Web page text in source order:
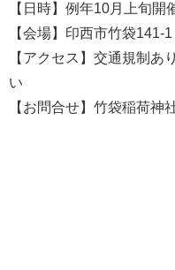
【日時】例年10月上旬
【会場】印西市竹袋141-1
【アクセス】交通規制あ
い
【お問合せ】竹袋稲荷神